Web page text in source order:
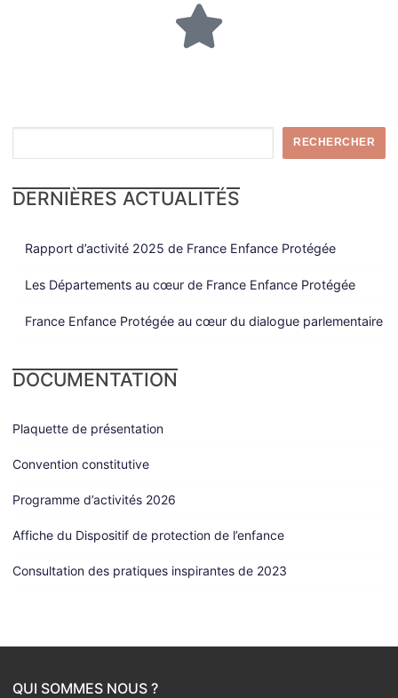
RECHERCHER
DERNIÈRES ACTUALITÉS
Rapport d’activité 2025 de France Enfance Protégée
Les Départements au cœur de France Enfance Protégée
France Enfance Protégée au cœur du dialogue parlementaire
DOCUMENTATION
Plaquette de présentation
Convention constitutive
Programme d’activités 2026
Affiche du Dispositif de protection de l’enfance
Consultation des pratiques inspirantes de 2023
QUI SOMMES NOUS ?